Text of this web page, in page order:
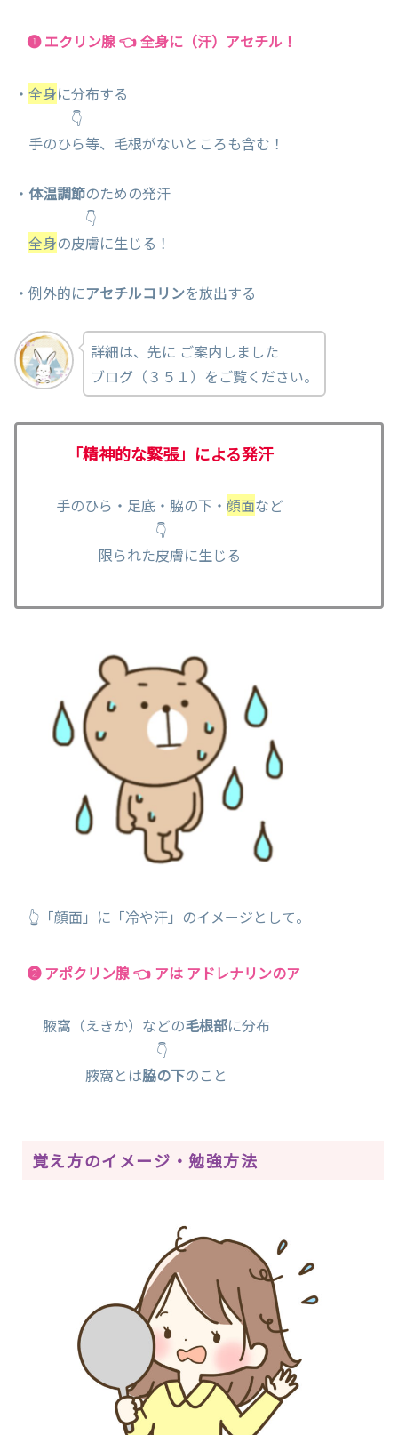
❶ エクリン腺 👈 全身に（汗）アセチル！
・ 全身に分布する
👇
手のひら等、毛根がないところも含む！
・ 体温調節のための発汗
👇
全身の皮膚に生じる！
・例外的にアセチルコリンを放出する
詳細は、先に ご案内しました
ブログ（３５１）をご覧ください。
「精神的な緊張」による発汗
手のひら・足底・脇の下・ 顔面など
👇
限られた皮膚に生じる
👆「顔面」に「冷や汗」のイメージとして。
❷ アポクリン腺 👈 アは アドレナリンのア
腋窩（えきか）などの毛根部に分布
👇
腋窩とは脇の下のこと
覚え方のイメージ・勉強方法